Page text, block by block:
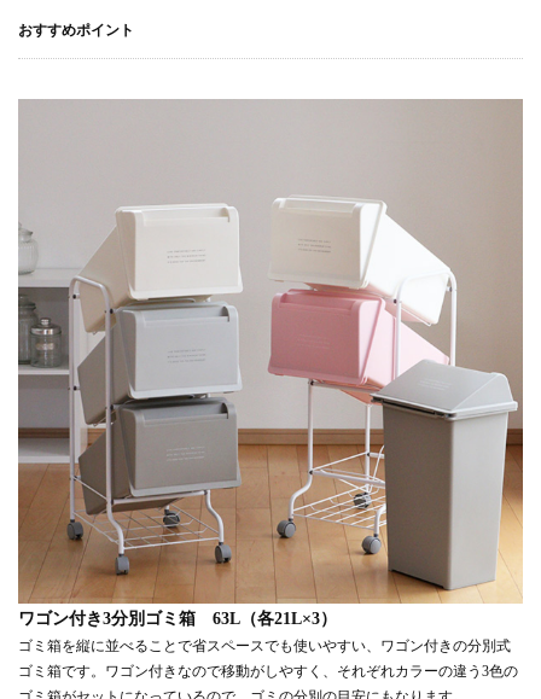
おすすめポイント
ワゴン付き3分別ゴミ箱 63L（各21L×3）
ゴミ箱を縦に並べることで省スペースでも使いやすい、ワゴン付きの分別式
ゴミ箱です。ワゴン付きなので移動がしやすく、それぞれカラーの違う3色の